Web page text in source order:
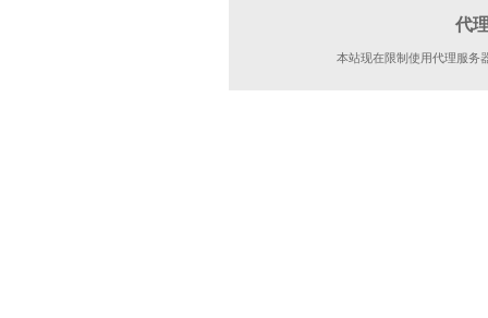
代
本站现在限制使用代理服务